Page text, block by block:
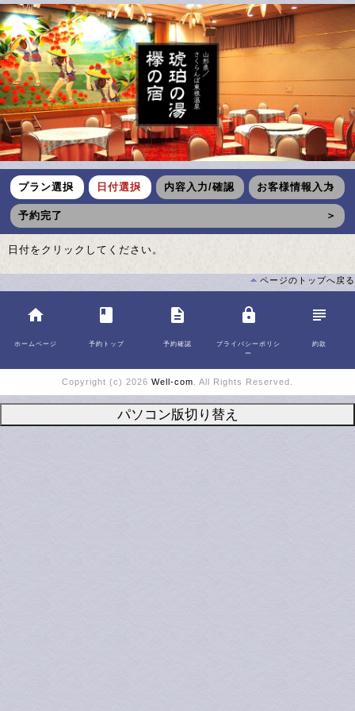
プラン選択 日付選択 内容入力/確認 お客様情報入力
予約完了
日付をクリックしてください。
ページのトップへ戻る
home
ホームページ
class
予約トップ
description
予約確認
lock
プライバシーポリシ
ー
subject
約款
Copyright (c) 2026 Well-com . All Rights Reserved.